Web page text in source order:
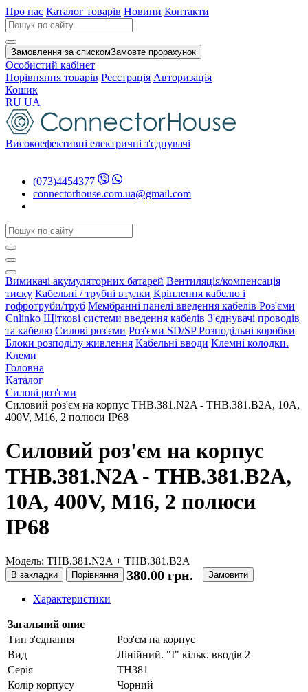
Про нас Каталог товарів Новини Контакти
Замовлення за спискомЗамовте прорахунок
Особистий кабінет
Порівняння товарів Реєстрація Авторизація
Кошик
RU UA
Високоефективні електричні з'єднувачі
(073)4454377
connectorhouse.com.ua@gmail.com
Вимикачі акумуляторних батарей Вентиляція/компенсація
тиску Кабельні / трубні втулки Кріплення кабелю і
гофротруби/труб Мембранні панелі введення кабелів Роз'єми
Cnlinko Щіткові системи введення кабелів З'єднувачі проводів
та кабелю Силові роз'єми Роз'єми SD/SPРозподільні коробки
Блоки розподілу живлення Кабельні вводи Клемні колодки.
Клеми
Головна
Каталог
Силові роз'єми
Силовий роз'єм на корпус THB.381.N2A - THB.381.B2A, 10A,
400V, M16, 2 полюси IP68
Силовий роз'єм на корпус
THB.381.N2A - THB.381.B2A,
10A, 400V, M16, 2 полюси
IP68
Модель: THB.381.N2A + THB.381.B2A
В закладки Порівняння 380.00 грн. Замовити
Характеристики
Загальний опис
Тип з'єднання
Роз'єм на корпус
Вид
Лінійний. "I" кільк. вводів 2
Серія
TH381
Колір корпусу
Чорний